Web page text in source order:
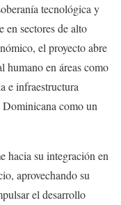
tecnológica y
en sectores de alto
el proyecto abre
humano en áreas como
e infraestructura
como un
hacia su integración en
aprovechando su
el desarrollo